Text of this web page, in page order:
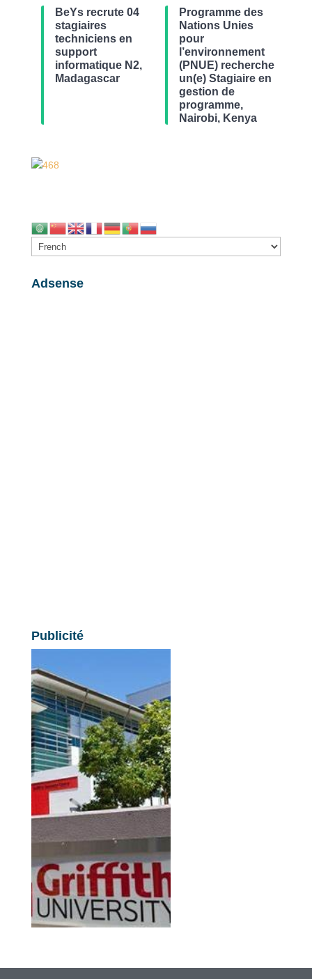
BeYs recrute 04
stagiaires
techniciens en
support
informatique N2,
Madagascar
Programme des
Nations Unies
pour
l’environnement
(PNUE) recherche
un(e) Stagiaire en
gestion de
programme,
Nairobi, Kenya
Adsense
Publicité